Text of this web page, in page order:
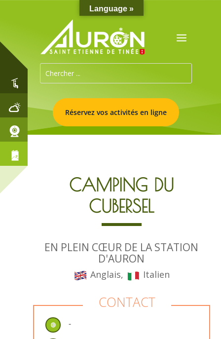
Réservez vos activités en ligne
CAMPING DU
CUBERSEL
EN PLEIN CŒUR DE LA STATION
D'AURON
Anglais, Italien
CONTACT
 -
Language »